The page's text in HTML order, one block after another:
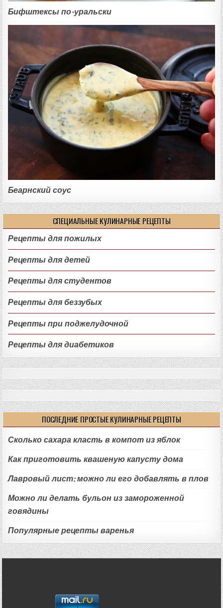
Бифштексы по-уральски
Беарнский соус
СПЕЦИАЛЬНЫЕ КУЛИНАРНЫЕ РЕЦЕПТЫ
Рецепты для пожилых
Рецепты для детей
Рецепты для студентов
Рецепты для беззубых
Рецепты при поджелудочной
Рецепты для диабетиков
ПОСЛЕДНИЕ ПРОСТЫЕ КУЛИНАРНЫЕ РЕЦЕПТЫ
Сколько сахара класть в компот из яблок
Как приготовить квашеную капусту дома
Лавровый лист: можно ли его добавлять в плов
Можно ли делать бульон из замороженной
говядины
Популярные рецепты варенья